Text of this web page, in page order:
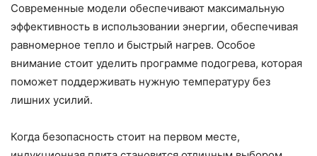
Современные модели обеспечивают максимальную
эффективность в использовании энергии, обеспечивая
равномерное тепло и быстрый нагрев. Особое
внимание стоит уделить программе подогрева, которая
поможет поддерживать нужную температуру без
лишних усилий.
Когда безопасность стоит на первом месте,